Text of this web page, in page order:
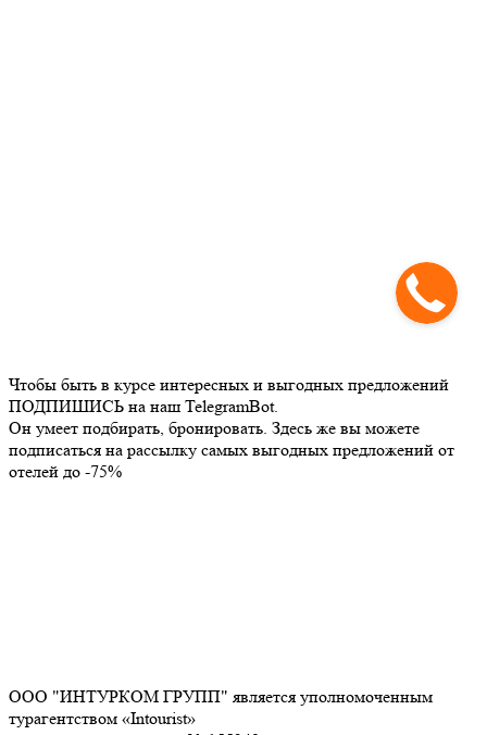
Чтобы быть в курсе интересных и выгодных предложений
ПОДПИШИСЬ на наш TelegramBot.
Он умеет подбирать, бронировать. Здесь же вы можете
подписаться на рассылку самых выгодных предложений от
отелей до -75%
ООО "ИНТУРКОМ ГРУПП" является уполномоченным
турагентством «Intourist»